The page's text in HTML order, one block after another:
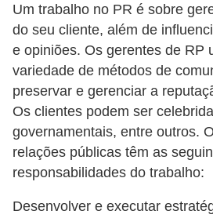
Um trabalho no PR é sobre
do seu cliente, além de
e opiniões. Os gerentes de RP
variedade de métodos de
preservar e gerenciar a
Os clientes podem ser
governamentais, entre outros.
relações públicas têm as
responsabilidades do trabalho:
Desenvolver e executar